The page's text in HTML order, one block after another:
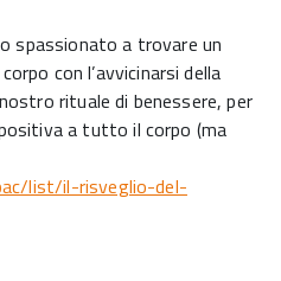
spassionato a trovare un
con l’avvicinarsi della
rituale di benessere, per
a tutto il corpo (ma
list/il-risveglio-del-